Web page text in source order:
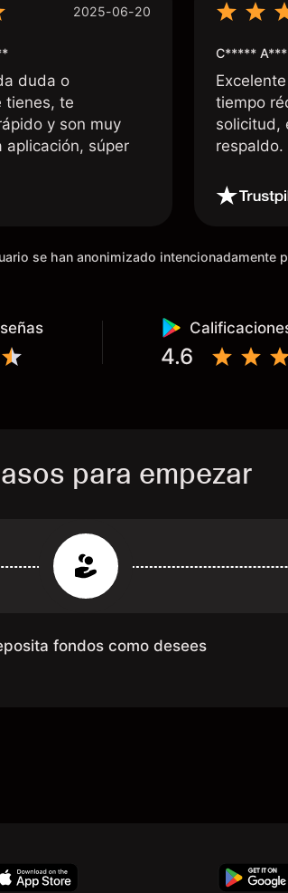
2025-06-20
duda o
tienes, te
y son muy
aplicación, súper
C*****
tiempo
solicitud,
se han anonimizado
4.6
para empezar
fondos como desees